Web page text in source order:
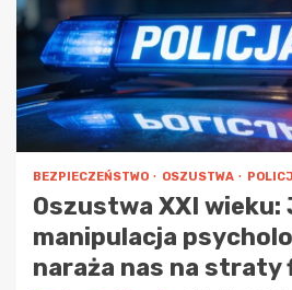
BEZPIECZEŃSTWO OSZUSTWA
Oszustwa XXI wieku:
manipulacja
naraża nas na straty